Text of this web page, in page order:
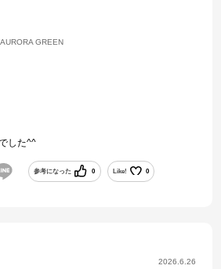
GREEN
した^^
参考になった 0 Like! 0
2026.6.26